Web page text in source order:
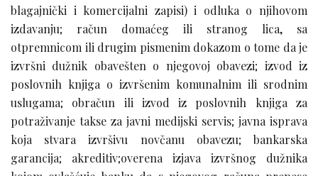
blagajnički i komercijalni zapisi) i odluka o njihovom
izdavanju; račun domaćeg ili stranog lica, sa
otpremnicom ili drugim pismenim dokazom o tome da je
izvršni dužnik obavešten o njegovoj obavezi; izvod iz
poslovnih knjiga o izvršenim komunalnim ili srodnim
uslugama; obračun ili izvod iz poslovnih knjiga za
potraživanje takse za javni medijski servis; javna isprava
koja stvara izvršivu novčanu obavezu; bankarska
garancija; akreditiv;overena izjava izvršnog dužnika